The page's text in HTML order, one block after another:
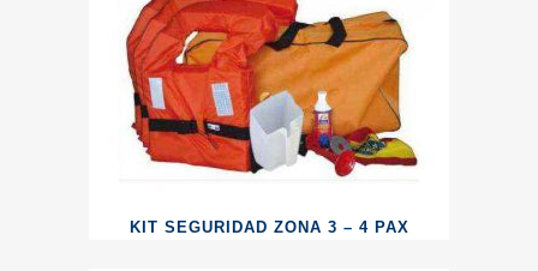
KIT SEGURIDAD ZONA 3 – 4 PAX